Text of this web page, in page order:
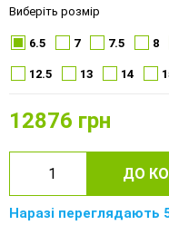
Виберіть розмір
6.5 7 7.5 8
12.5 13 14
12876 грн
ДО
Наразі переглядають